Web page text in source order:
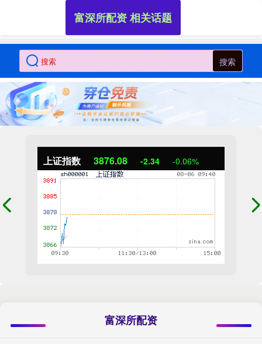
搜索
上证指数 3875.85 -2.58 -0.07%
富深所配资
富深所配资 相关话题